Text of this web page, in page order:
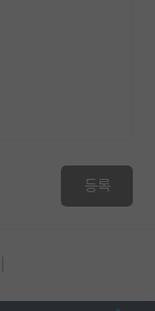
등록